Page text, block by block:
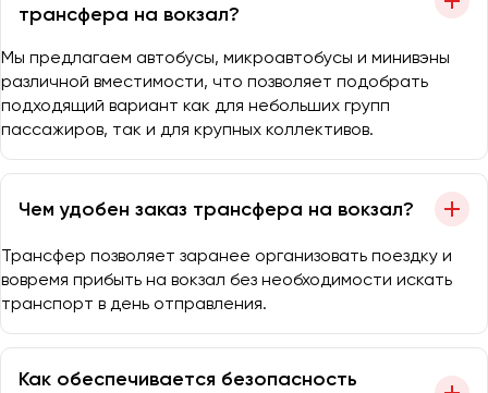
трансфера на вокзал?
Мы предлагаем автобусы, микроавтобусы и минивэны
различной вместимости, что позволяет подобрать
подходящий вариант как для небольших групп
пассажиров, так и для крупных коллективов.
Чем удобен заказ трансфера на вокзал?
Трансфер позволяет заранее организовать поездку и
вовремя прибыть на вокзал без необходимости искать
транспорт в день отправления.
Как обеспечивается безопасность